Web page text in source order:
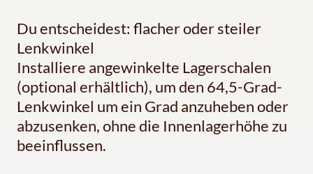
Du entscheidest: flacher oder steiler
Lenkwinkel
Installiere angewinkelte Lagerschalen
(optional erhältlich), um den 64,5-Grad-
Lenkwinkel um ein Grad anzuheben oder
abzusenken, ohne die Innenlagerhöhe zu
beeinflussen.